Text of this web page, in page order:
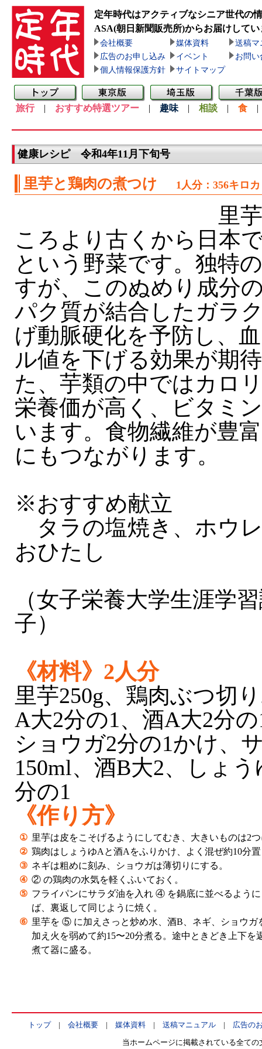
定年時代はアクティブなシニア世代の
ASA(朝日新聞販売所)からお届けしてい
会社概要 媒体資料
送稿マ
広告のお申し込み
イベント
お問い
個人情報保護方針
サイトマップ
旅行| おすすめ特選ツアー | 趣味 | 相談 | 食
健康レシピ 令和4年11月下旬号
里芋と鶏肉の煮つけ 1人分：356キロ
里芋
ころより古くから日本
という野菜です。独特
すが、このぬめり成分
パク質が結合したガラ
げ動脈硬化を予防し、
ル値を下げる効果が期
た、芋類の中ではカロ
栄養価が高く、ビタミ
います。食物繊維が豊
にもつながります。
※おすすめ献立
タラの塩焼き、ホウ
おひたし
（女子栄養大学生涯学
子）
《材料》2人分
里芋250g、鶏肉ぶつ切
A大2分の1、酒A大2分
ショウガ2分の1かけ、
150ml、酒B大2、しょ
分の1
《作り方》
① 里芋は皮をこそげるようにしてむき、大きいものは2
② 鶏肉はしょうゆAと酒Aをふりかけ、よく混ぜ約10分
③ ネギは粗めに刻み、ショウガは薄切りにする。
④ ② の鶏肉の水気を軽くふいておく。
⑤ フライパンにサラダ油を入れ ④ を鍋底に並べるよう
ば、裏返して同じように焼く。
⑥ 里芋を ⑤ に加えさっと炒め水、酒B、ネギ、ショウ
加え火を弱めて約15〜20分煮る。途中ときどき上下
煮て器に盛る。
トップ| 会社概要| 媒体資料| 送稿マニュアル| 広告の
当ホームページに掲載されている全て